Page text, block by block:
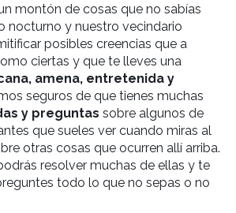
montón de cosas que no sabías
nocturno y nuestro vecindario
posibles creencias que a
ciertas y que te lleves una
amena, entretenida y
seguros de que tienes muchas
y preguntas sobre algunos de
que sueles ver cuando miras al
otras cosas que ocurren allí arriba.
resolver muchas de ellas y te
todo lo que no sepas o no